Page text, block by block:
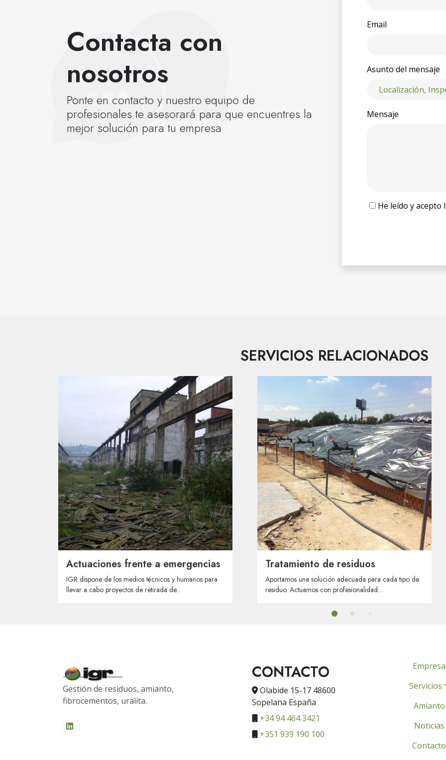
Contacta con
nosotros
Ponte en contacto y nuestro equipo de
profesionales te asesorará para que encuentres la
mejor solución para tu empresa
Email
Asunto del mensaje
Mensaje
He leído y acepto
SERVICIOS RELACIONADOS
Actuaciones frente a emergencias
IGR dispone de los medios técnicos y humanos para
llevar a cabo proyectos de retirada de...
Tratamiento de residuos
Aportamos una solución adecuada para cada tipo de
residuo. Actuamos con profesionalidad...
Gestión de residuos, amianto,
fibrocementos, uralita.
CONTACTO
Olabide 15-17 48600
Sopelana España
+34 94 464 3421
+351 939 190 100
Empresa
Servicios
Amianto
Noticias
Contacto